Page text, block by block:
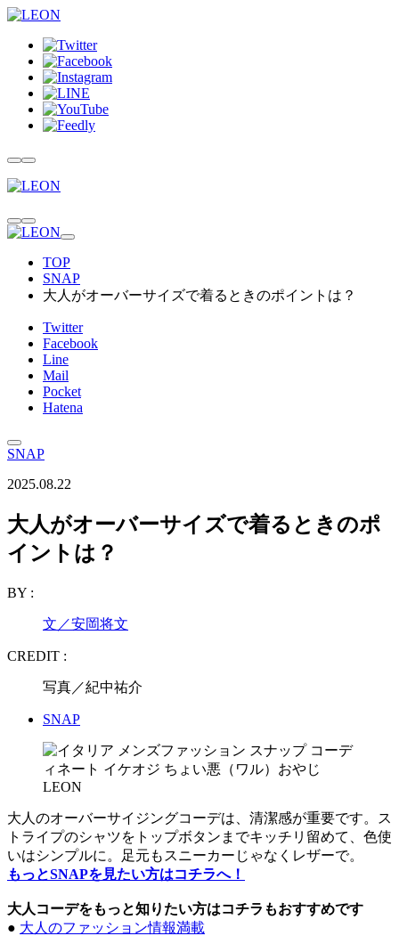
TOP
SNAP
大人がオーバーサイズで着るときのポイントは？
Twitter
Facebook
Line
Mail
Pocket
Hatena
SNAP
2025.08.22
大人がオーバーサイズで着るときのポ
イントは？
BY :
文／安岡将文
CREDIT :
写真／紀中祐介
SNAP
大人のオーバーサイジングコーデは、清潔感が重要です。ス
トライプのシャツをトップボタンまでキッチリ留めて、色使
いはシンプルに。足元もスニーカーじゃなくレザーで。
もっとSNAPを見たい方はコチラへ！
大人コーデをもっと知りたい方はコチラもおすすめです
● 大人のファッション情報満載